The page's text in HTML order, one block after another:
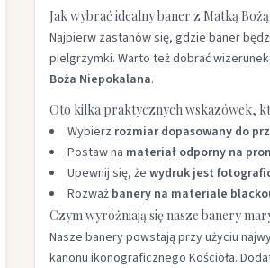
Jak wybrać idealny baner z Matką Bożą
Najpierw zastanów się, gdzie baner
pielgrzymki. Warto też dobrać
Boża Niepokalana.
Oto kilka praktycznych wskazówek,
Wybierz rozmiar dopasowany do
Postaw na materiał odporny na
Upewnij się, że wydruk jest
Rozważ banery na materiale
Czym wyróżniają się nasze banery
Nasze banery powstają przy użyciu
kanonu ikonograficznego Kościoła.